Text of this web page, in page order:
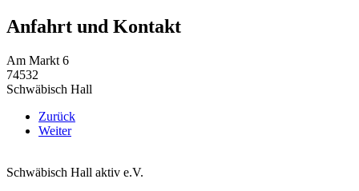
Anfahrt und Kontakt
Am Markt 6
74532
Schwäbisch Hall
Zurück
Weiter
Schwäbisch Hall aktiv e.V.